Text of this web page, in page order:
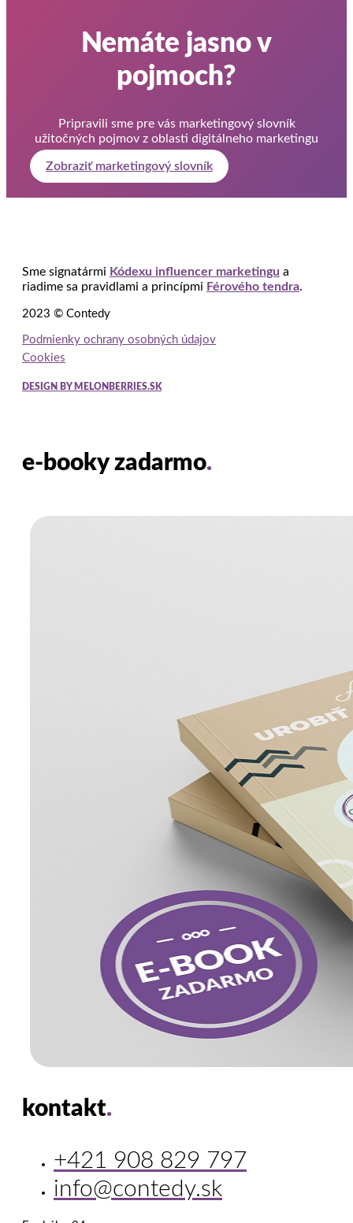
Nemáte jasno v
pojmoch?
Pripravili sme pre vás marketingový slovník
užitočných pojmov z oblasti digitálneho marketingu
Zobraziť marketingový slovník
Sme signatármi Kódexu influencer marketingu a
riadime sa pravidlami a princípmi Férového tendra.
2023 © Contedy
Podmienky ochrany osobných údajov
Cookies
DESIGN BY MELONBERRIES.SK
e-booky zadarmo.
kontakt.
+421 908 829 797
info@contedy.sk